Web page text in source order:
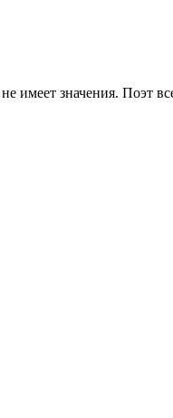
имеет значения. Поэт